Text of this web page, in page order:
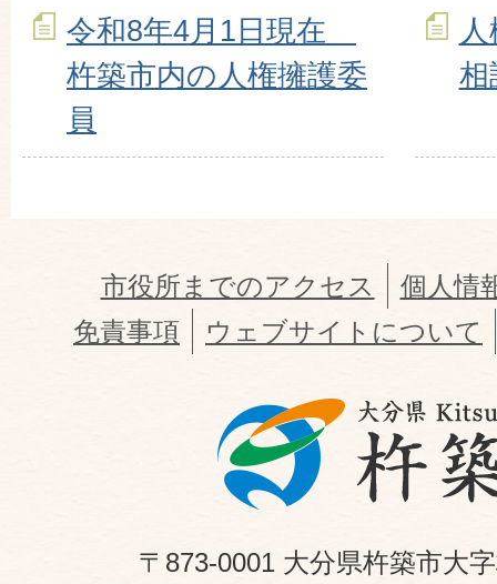
令和8年4月1日現在
杵築市内の人権擁護委
員
相
市役所までのアクセス
個人情
免責事項
ウェブサイトについて
〒873-0001 大分県杵築市大